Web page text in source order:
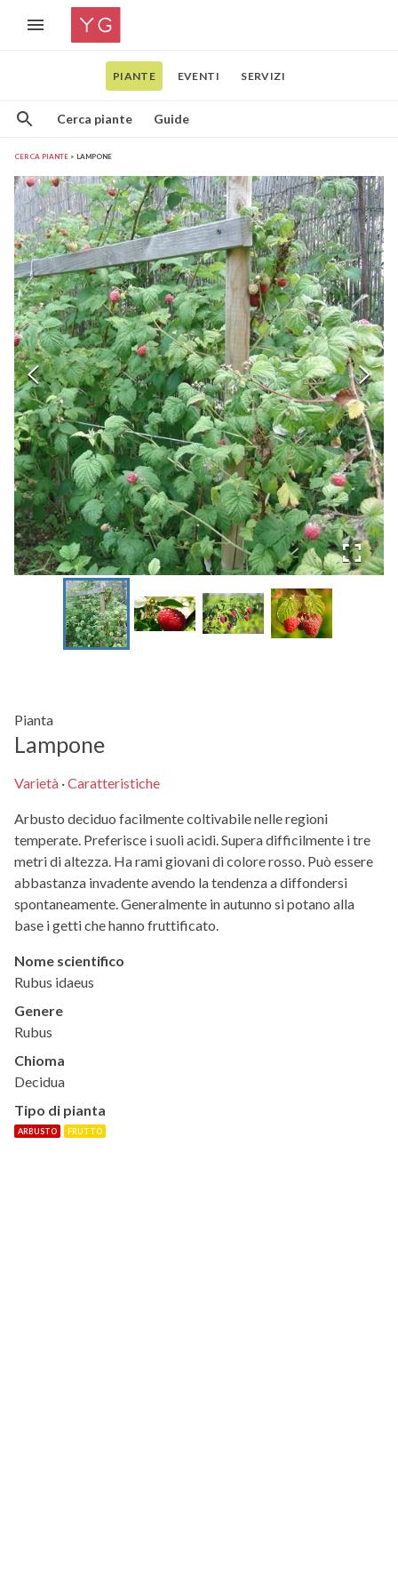
PIANTE EVENTI SERVIZI
Cerca piante Guide
CERCA PIANTE LAMPONE
Pianta
Lampone
Varietà ·Caratteristiche
Arbusto deciduo facilmente coltivabile nelle regioni
temperate. Preferisce i suoli acidi. Supera difficilmente i tre
metri di altezza. Ha rami giovani di colore rosso. Può essere
abbastanza invadente avendo la tendenza a diffondersi
spontaneamente. Generalmente in autunno si potano alla
base i getti che hanno fruttificato.
Nome scientifico
Rubus idaeus
Genere
Rubus
Chioma
Decidua
Tipo di pianta
ARBUSTO FRUTTO